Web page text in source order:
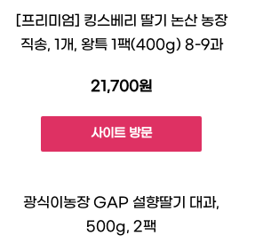
[프리미엄] 킹스베리 딸기 논산 농장
직송, 1개, 왕특 1팩(400g) 8-9과
21,700원
사이트 방문
광식이농장 GAP 설향딸기 대과,
500g, 2팩